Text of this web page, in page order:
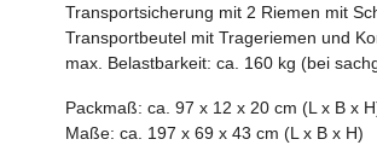
Transportsicherung mit 2 Riemen mit
Transportbeutel mit Trageriemen und
max. Belastbarkeit: ca. 160 kg (bei
Packmaß: ca. 97 x 12 x 20 cm (L x B x
Maße: ca. 197 x 69 x 43 cm (L x B x H)